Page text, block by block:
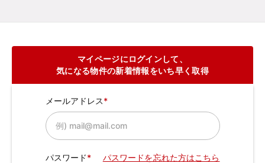
マイページにログインして、
気になる物件の新着情報をいち早く取得
メールアドレス
パスワード パスワードを忘れた方はこちら